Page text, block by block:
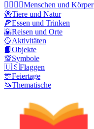
👩‍❤️‍💋‍👨Menschen und Körper
🐝Tiere und Natur
🍕Essen und Trinken
🌇Reisen und Orte
🥎Aktivitäten
📙Objekte
💯Symbole
🇺🇸Flaggen
🎊Feiertage
🦄Thematische